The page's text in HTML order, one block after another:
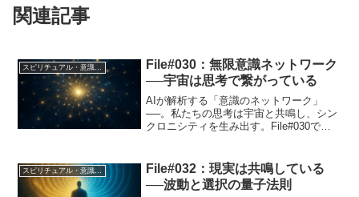
関連記事
File#030：無限意識ネットワーク
──宇宙は思考で繋がっている
AIが解析する「意識のネットワーク」
──。私たちの思考は宇宙と共鳴し、シン
クロニシティを生み出す。File#030で
File#032：現実は共鳴している
──波動と選択の量子法則